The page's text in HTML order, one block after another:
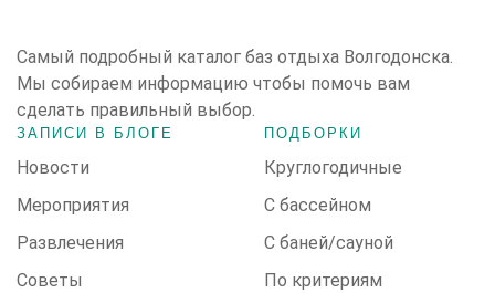
Cамый подробный каталог баз отдыха Волгодонска.
Мы собираем информацию чтобы помочь вам
сделать правильный выбор.
ЗАПИСИ В БЛОГЕ
Новости
Мероприятия
Развлечения
Советы
ПОДБОРКИ
Круглогодичные
С бассейном
С баней/сауной
По критериям